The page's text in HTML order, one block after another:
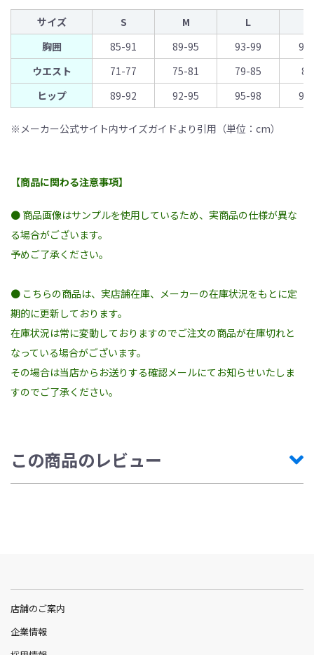
サイズ S M L
胸囲
85-91 89-95 93-99
ウエスト
71-77 75-81 79-85
ヒップ
89-92 92-95 95-98
※メーカー公式サイト内サイズガイドより引用（単位：cm）
【商品に関わる注意事項】
● 商品画像はサンプルを使用しているため、実商品の仕様が異な
る場合がございます。
予めご了承ください。
● こちらの商品は、実店舗在庫、メーカーの在庫状況をもとに定
期的に更新しております。
在庫状況は常に変動しておりますのでご注文の商品が在庫切れと
なっている場合がございます。
その場合は当店からお送りする確認メールにてお知らせいたしま
すのでご了承ください。
この商品のレビュー
店舗のご案内
企業情報